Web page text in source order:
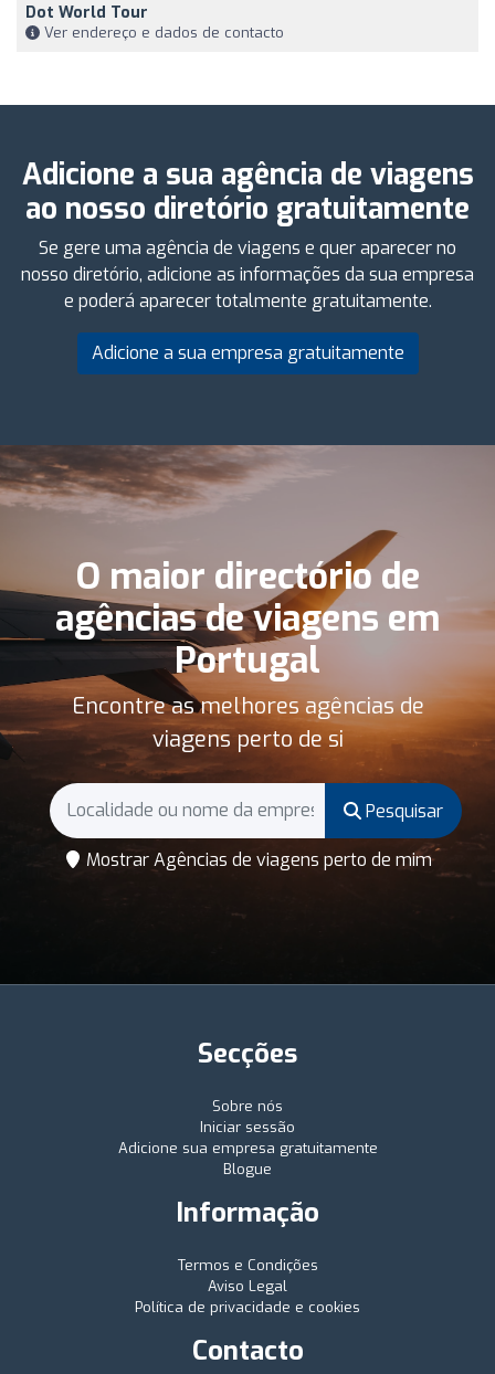
Dot World Tour
Ver endereço e dados de contacto
Adicione a sua agência de viagens
ao nosso diretório gratuitamente
Se gere uma agência de viagens e quer aparecer no
nosso diretório, adicione as informações da sua empresa
e poderá aparecer totalmente gratuitamente.
Adicione a sua empresa gratuitamente
O maior directório de
agências de viagens em
Portugal
Encontre as melhores agências de
viagens perto de si
Pesquisar
Mostrar Agências de viagens perto de mim
Secções
Sobre nós
Iniciar sessão
Adicione sua empresa gratuitamente
Blogue
Informação
Termos e Condições
Aviso Legal
Política de privacidade e cookies
Contacto